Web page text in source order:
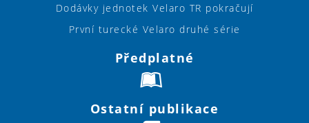
Dodávky jednotek Velaro TR pokračují
První turecké Velaro druhé série
Předplatné
Ostatní publikace